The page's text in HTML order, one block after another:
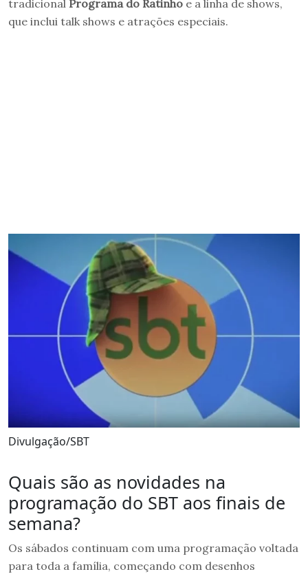
tradicional Programa do Ratinho e a linha de shows,
que inclui talk shows e atrações especiais.
Divulgação/SBT
Quais são as novidades na
programação do SBT aos finais de
semana?
Os sábados continuam com uma programação voltada
para toda a família, começando com desenhos